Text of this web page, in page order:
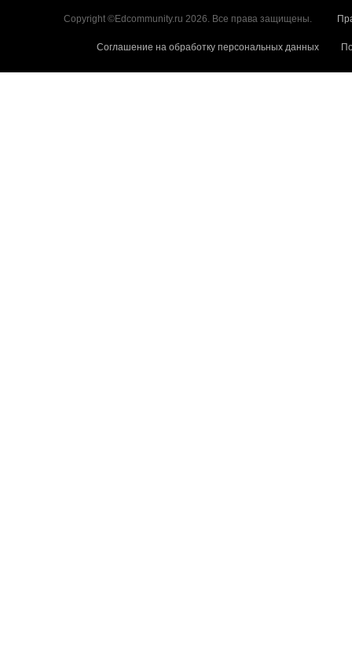
Copyright ©Edcommunity.ru 2026. Все права защищены.
Соглашение на обработку персональных данных